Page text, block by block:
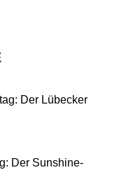
Der Lübecker
Der Sunshine-